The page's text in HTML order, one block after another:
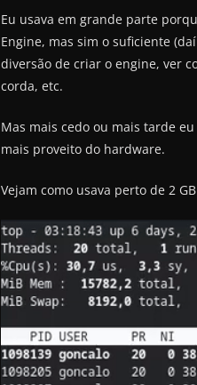
Eu usava em grande parte
Engine, mas sim o suficiente
diversão de criar o engine, ver
corda, etc.
Mas mais cedo ou mais tarde
mais proveito do hardware.
Vejam como usava perto de 2